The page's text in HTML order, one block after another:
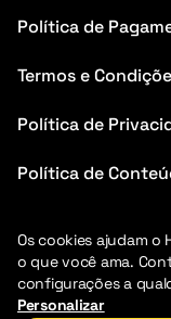
Política de
Termos e
Política de
Política de
Os cookies ajudam
o que você ama.
configurações a
Personalizar